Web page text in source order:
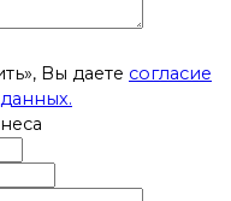
Вы даете согласие